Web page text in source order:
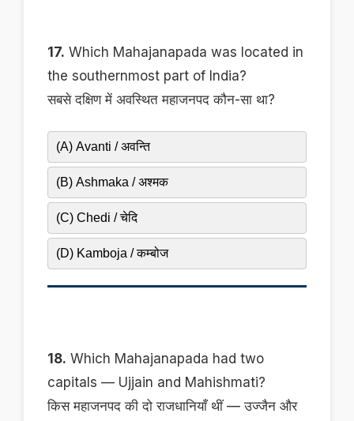
17. Which Mahajanapada was located in
the southernmost part of India?
सबसे दक्षिण में अवस्थित महाजनपद कौन-सा था?
(A) Avanti / अवन्ति
(B) Ashmaka / अश्मक
(C) Chedi / चेदि
(D) Kamboja / कम्बोज
18. Which Mahajanapada had two
capitals — Ujjain and Mahishmati?
किस महाजनपद की दो राजधानियाँ थीं — उज्जैन और